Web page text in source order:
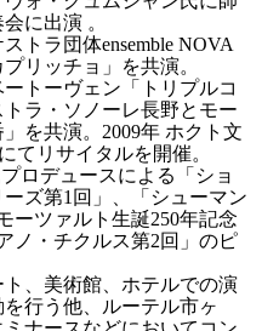
に出演 。
トラ団体ensemble NOVA
リッチョ」を共演。
トーヴェン「トリプルコ
ラ・ソノーレ長野とモー
を共演。2009年 ホクト文
てリサイタルを開催。
ロデュースによる「ショ
ズ第1回」、「シューマン
ーツァルト生誕250年記念
ノ・チクルス第2回」のピ
、美術館、ホテルでの演
行う他、ルーテル市ヶ